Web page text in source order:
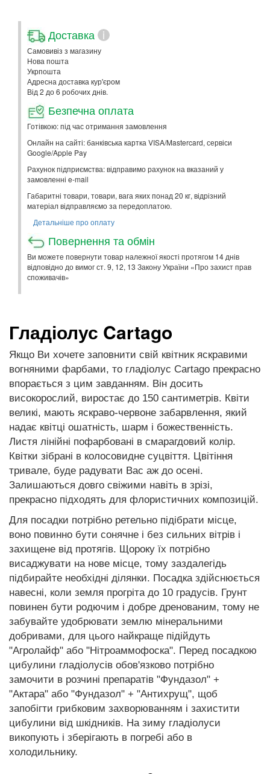
Доставка i
Самовивіз з магазину
Нова пошта
Укрпошта
Адресна доставка кур'єром
Від 2 до 6 робочих днів.
Безпечна оплата
Готівкою: під час отримання замовлення
Онлайн на сайті: банківська картка VISA/Mastercard, сервіси
Google/Apple Pay
Рахунок підприємства: відправимо рахунок на вказаний у
замовленні e-mail
Габаритні товари, товари, вага яких понад 20 кг, відрізний
матеріал відправляємо за передоплатою.
Детальніше про оплату
Повернення та обмін
Ви можете повернути товар належної якості протягом 14 днів
відповідно до вимог ст. 9, 12, 13 Закону України «Про захист прав
споживачів»
Гладіолус Cartago
Якщо Ви хочете заповнити свій квітник яскравими
вогняними фарбами, то гладіолус Cartago прекрасно
впорається з цим завданням. Він досить
високорослий, виростає до 150 сантиметрів. Квіти
великі, мають яскраво-червоне забарвлення, який
надає квітці ошатність, шарм і божественність.
Листя лінійні пофарбовані в смарагдовий колір.
Квітки зібрані в колосовидне суцвіття. Цвітіння
тривале, буде радувати Вас аж до осені.
Залишаються довго свіжими навіть в зрізі,
прекрасно підходять для флористичних композицій.
Для посадки потрібно ретельно підібрати місце,
воно повинно бути сонячне і без сильних вітрів і
захищене від протягів. Щороку їх потрібно
висаджувати на нове місце, тому заздалегідь
підбирайте необхідні ділянки. Посадка здійснюється
навесні, коли земля прогріта до 10 градусів. Грунт
повинен бути родючим і добре дренованим, тому не
забувайте удобрювати землю мінеральними
добривами, для цього найкраще підійдуть
"Агролайф" або "Нітроаммофоска". Перед посадкою
цибулини гладіолусів обов'язково потрібно
замочити в розчині препаратів "Фундазол" +
"Актара" або "Фундазол" + "Антихрущ", щоб
запобігти грибковим захворюванням і захистити
цибулини від шкідників. На зиму гладіолуси
викопують і зберігають в погребі або в
холодильнику.